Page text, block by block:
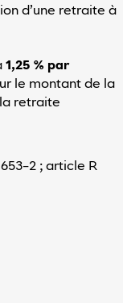
d’une retraite à
1,25 % par
le montant de la
retraite
2 ; article R